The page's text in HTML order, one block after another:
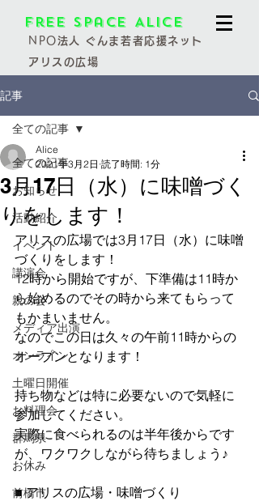
Free Space Alice
NPO法人 ぐんま若者応援ネット
アリスの広場
記事
全ての記事
お知らせ
活動紹介
イベント
講演会
親の会
メディア出演
オンライン
土曜日開催
お料理会
群馬県
お休み
前橋市
全ての記事
3月17日（水）に味噌づく
りをします！
Alice
2021年3月2日 読了時間: 1分
アリスの広場では3月17日（水）に味噌
づくりをします！
12時から開始ですが、下準備は11時か
ら始めるのでその時から来てもらって
もかまいません。
なのでこの日は久々の午前11時からの
オープンとなります！
持ち物などは特に必要ないので気軽に
参加してください。
実際に食べられるのは半年後からです
が、ワクワクしながら待ちましょう♪
■ アリスの広場・味噌づくり